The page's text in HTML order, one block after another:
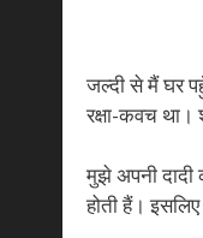
जल्दी से मैं घर
रक्षा-कवच था।
मुझे अपनी दादी
होती हैं।